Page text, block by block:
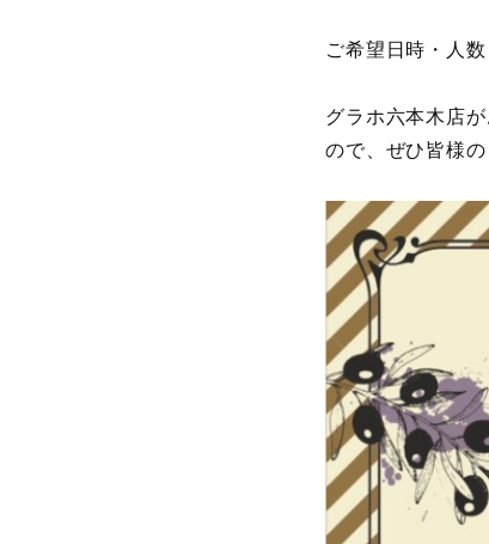
ご希望日時・人
グラホ六本木店
ので、ぜひ皆様